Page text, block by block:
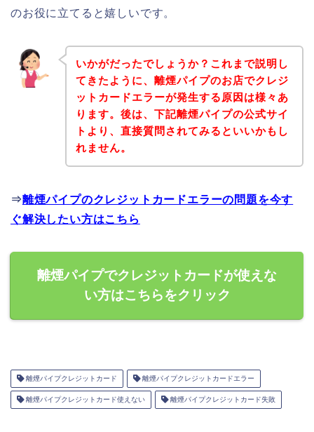
のお役に立てると嬉しいです。
いかがだったでしょうか？これまで説明し
てきたように、離煙パイプのお店でクレジ
ットカードエラーが発生する原因は様々あ
ります。後は、下記離煙パイプの公式サイ
トより、直接質問されてみるといいかもし
れません。
⇒離煙パイプのクレジットカードエラーの問題を今す
ぐ解決したい方はこちら
離煙パイプでクレジットカードが使えな
い方はこちらをクリック
離煙パイプクレジットカード 離煙パイプクレジットカードエラー
離煙パイプクレジットカード使えない 離煙パイプクレジットカード失敗